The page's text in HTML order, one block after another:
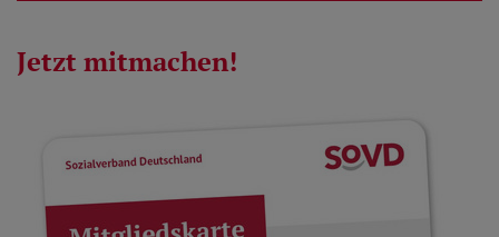
Jetzt mitmachen!